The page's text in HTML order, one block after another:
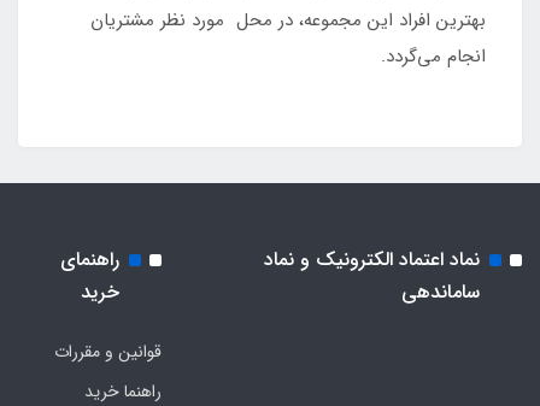
بهترین افراد این مجموعه، در محل مورد نظر مشتریان
انجام می‌گردد.
نماد اعتماد الکترونیک و نماد
ساماندهی
راهنمای
خرید
قوانین و مقررات
راهنما خرید